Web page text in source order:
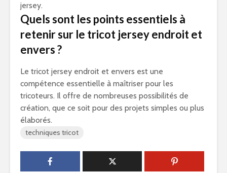
jersey.
Quels sont les points essentiels à
retenir sur le tricot jersey endroit et
envers ?
Le tricot jersey endroit et envers est une
compétence essentielle à maîtriser pour les
tricoteurs. Il offre de nombreuses possibilités de
création, que ce soit pour des projets simples ou plus
élaborés.
techniques tricot